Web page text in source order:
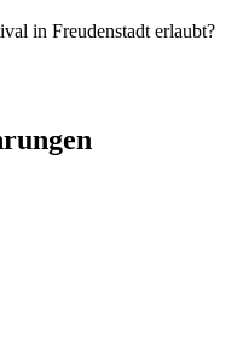
in Freudenstadt erlaubt?